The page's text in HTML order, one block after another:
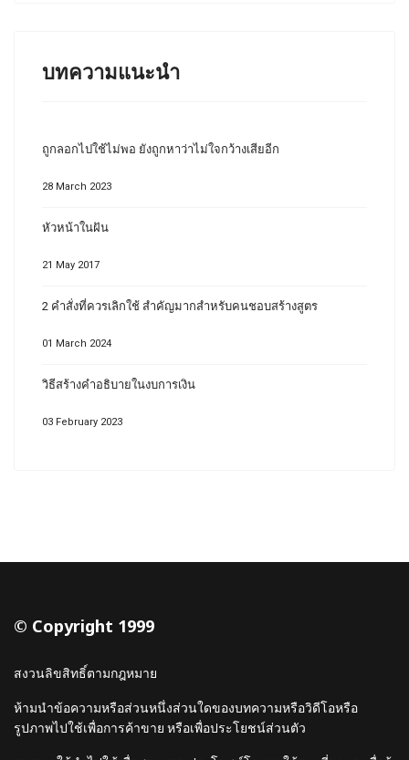
บทความแนะนำ
ถูกลอกไปใช้ไม่พอ ยังถูกหาว่าไม่ใจกว้างเสียอีก
28 March 2023
หัวหน้าในฝัน
21 May 2017
2 คำสั่งที่ควรเลิกใช้ สำคัญมากสำหรับคนชอบสร้างสูตร
01 March 2024
วิธีสร้างคำอธิบายในงบการเงิน
03 February 2023
© Copyright 1999
สงวนลิขสิทธิ์ตามกฎหมาย
ห้ามนำข้อความหรือส่วนหนึ่งส่วนใดของบทความหรือวิดีโอหรือ
รูปภาพไปใช้เพื่อการค้าขาย หรือเพื่อประโยชน์ส่วนตัว